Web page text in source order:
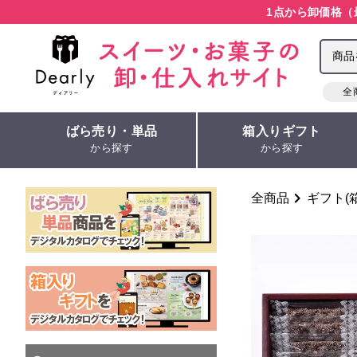
1点から卸価格
全
ばら売り・単品
から探す
箱入りギフト
から探す
全商品 ギフト(